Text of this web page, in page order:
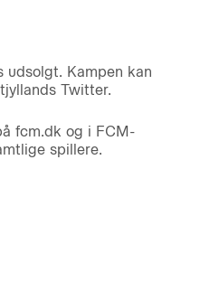
udsolgt. Kampen kan
Twitter.
fcm.dk og i FCM-
spillere.